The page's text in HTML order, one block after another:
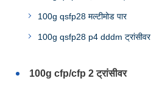
100g qsfp28 मल्टीमोड पार
100g qsfp28 p4 dddm ट्रांसीवर
100g cfp/cfp 2 ट्रांसीवर